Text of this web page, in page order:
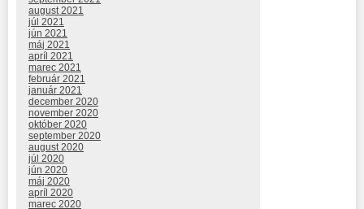
august 2021
júl 2021
jún 2021
máj 2021
apríl 2021
marec 2021
február 2021
január 2021
december 2020
november 2020
október 2020
september 2020
august 2020
júl 2020
jún 2020
máj 2020
apríl 2020
marec 2020